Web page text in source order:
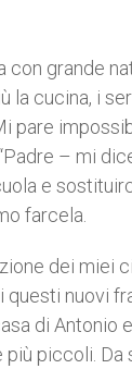
con grande
la cucina, i
pare
– mi
e
farcela.
dei miei
questi nuovi
di
piccoli. Da